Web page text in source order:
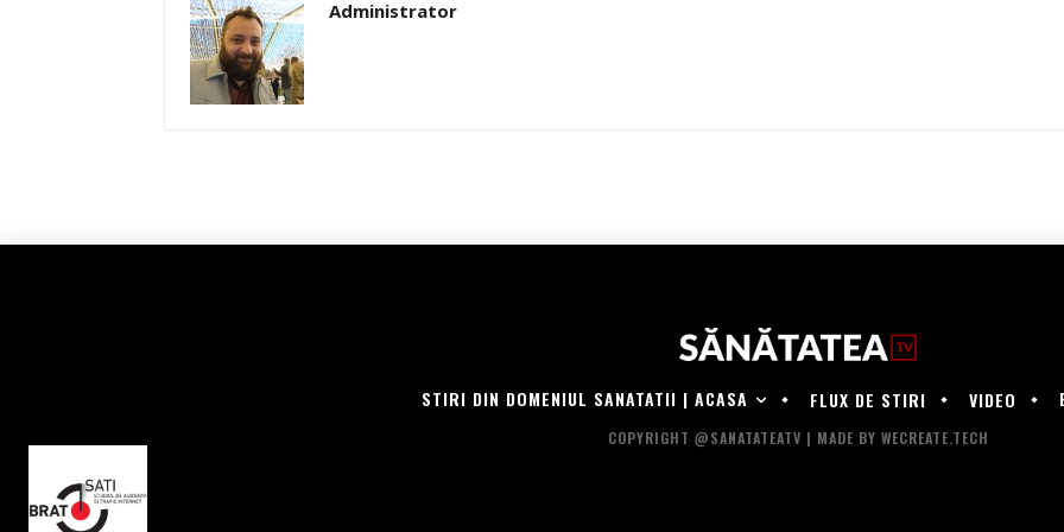
Administrator
STIRI DIN DOMENIUL SANATATII | ACASA FLUX DE STIRI VIDEO
COPYRIGHT @SANATATEATV | MADE BY WECREATE.TECH